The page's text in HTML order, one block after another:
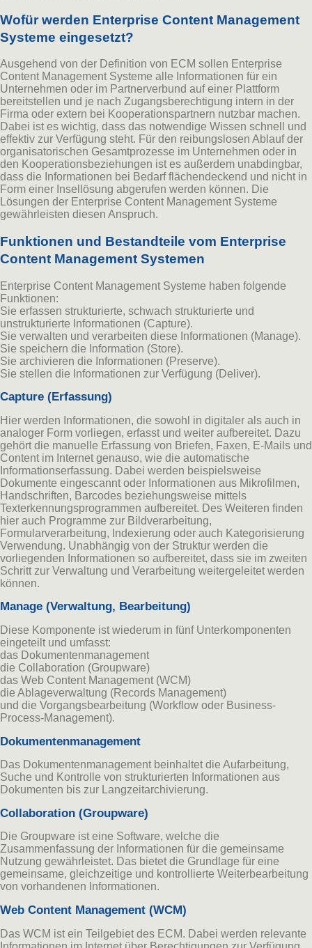
Wofür werden Enterprise Content Management
Systeme eingesetzt?
Ausgehend von der Definition von ECM sollen Enterprise
Content Management Systeme alle Informationen für ein
Unternehmen oder im Partnerverbund auf einer Plattform
bereitstellen und je nach Zugangsberechtigung intern in der
Firma oder extern bei Kooperationspartnern nutzbar machen.
Dabei ist es wichtig, dass das notwendige Wissen schnell und
effektiv zur Verfügung steht. Für den reibungslosen Ablauf der
organisatorischen Gesamtprozesse im Unternehmen oder in
den Kooperationsbeziehungen ist es außerdem unabdingbar,
dass die Informationen bei Bedarf flächendeckend und nicht in
Form einer Insellösung abgerufen werden können. Die
Lösungen der Enterprise Content Management Systeme
gewährleisten diesen Anspruch.
Funktionen und Bestandteile vom Enterprise
Content Management Systemen
Enterprise Content Management Systeme haben folgende
Funktionen:
Sie erfassen strukturierte, schwach strukturierte und
unstrukturierte Informationen (Capture).
Sie verwalten und verarbeiten diese Informationen (Manage).
Sie speichern die Information (Store).
Sie archivieren die Informationen (Preserve).
Sie stellen die Informationen zur Verfügung (Deliver).
Capture (Erfassung)
Hier werden Informationen, die sowohl in digitaler als auch in
analoger Form vorliegen, erfasst und weiter aufbereitet. Dazu
gehört die manuelle Erfassung von Briefen, Faxen, E-Mails und
Content im Internet genauso, wie die automatische
Informationserfassung. Dabei werden beispielsweise
Dokumente eingescannt oder Informationen aus Mikrofilmen,
Handschriften, Barcodes beziehungsweise mittels
Texterkennungsprogrammen aufbereitet. Des Weiteren finden
hier auch Programme zur Bildverarbeitung,
Formularverarbeitung, Indexierung oder auch Kategorisierung
Verwendung. Unabhängig von der Struktur werden die
vorliegenden Informationen so aufbereitet, dass sie im zweiten
Schritt zur Verwaltung und Verarbeitung weitergeleitet werden
können.
Manage (Verwaltung, Bearbeitung)
Diese Komponente ist wiederum in fünf Unterkomponenten
eingeteilt und umfasst:
das Dokumentenmanagement
die Collaboration (Groupware)
das Web Content Management (WCM)
die Ablageverwaltung (Records Management)
und die Vorgangsbearbeitung (Workflow oder Business-
Process-Management).
Dokumentenmanagement
Das Dokumentenmanagement beinhaltet die Aufarbeitung,
Suche und Kontrolle von strukturierten Informationen aus
Dokumenten bis zur Langzeitarchivierung.
Collaboration (Groupware)
Die Groupware ist eine Software, welche die
Zusammenfassung der Informationen für die gemeinsame
Nutzung gewährleistet. Das bietet die Grundlage für eine
gemeinsame, gleichzeitige und kontrollierte Weiterbearbeitung
von vorhandenen Informationen.
Web Content Management (WCM)
Das WCM ist ein Teilgebiet des ECM. Dabei werden relevante